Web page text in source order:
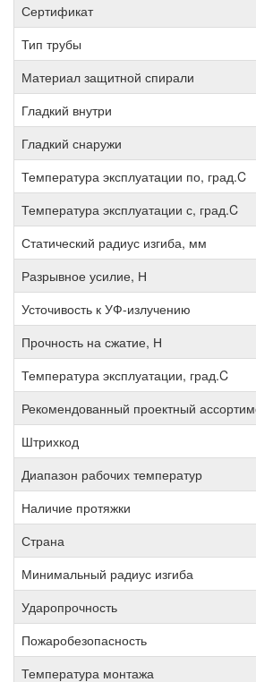
Сертификат
Тип трубы
Материал защитной спирали
Гладкий внутри
Гладкий снаружи
Температура эксплуатации по, град.C
Температура эксплуатации с, град.C
Статический радиус изгиба, мм
Разрывное усилие, Н
Усточивость к УФ-излучению
Прочность на сжатие, Н
Температура эксплуатации, град.C
Рекомендованный проектный
Штрихкод
Диапазон рабочих температур
Наличие протяжки
Страна
Минимальный радиус изгиба
Ударопрочность
Пожаробезопасность
Температура монтажа